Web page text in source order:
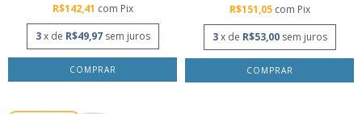
R$142,41 com Pix
3 x de R$49,97 sem juros
R$151,05 com Pix
3 x de R$53,00 sem juros